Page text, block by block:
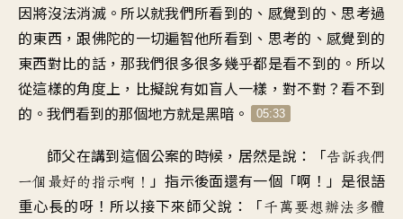
因將沒法消滅 。 所以就我們所看到的 、 感覺到的、思考過
的東西 ， 跟佛陀的一切遍智他所看到 、 思考的、感覺到的
東西對比的話 ，那我們很多很多幾乎都是看不到的 。 所以
從這樣的角度上 ， 比擬說有如盲人一樣 ，對不對？看不到
的 。 我們看到的那個地方就是黑暗 。 05:33
師父在講到這個公案的時候 ， 居然是說 ：「告訴我們
一個最好的指示啊 ！ 」指示後面還有一個「啊 ！」 是很語
重心長的呀 ！ 所以接下來師父說 ：「千萬要想辦法多體